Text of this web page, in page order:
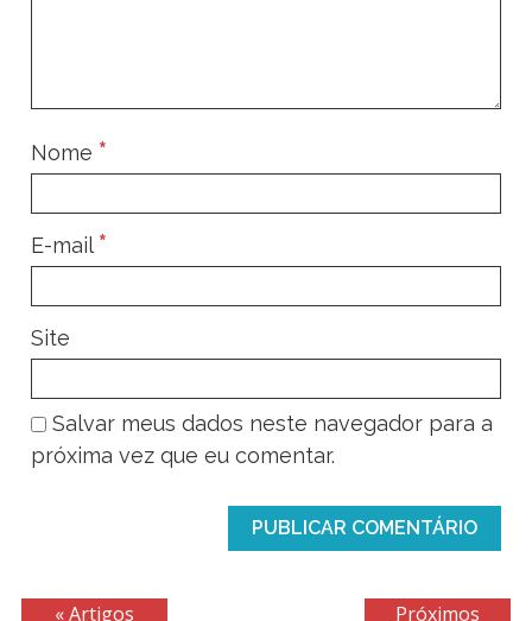
Nome *
E-mail*
Site
Salvar meus dados neste navegador para a
próxima vez que eu comentar.
« Artigos Próximos